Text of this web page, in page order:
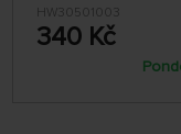
HW30501003
340 Kč